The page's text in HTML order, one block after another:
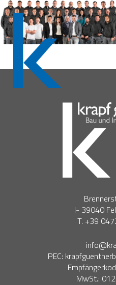
I- 39040
T. +39
PEC:
MwSt.: